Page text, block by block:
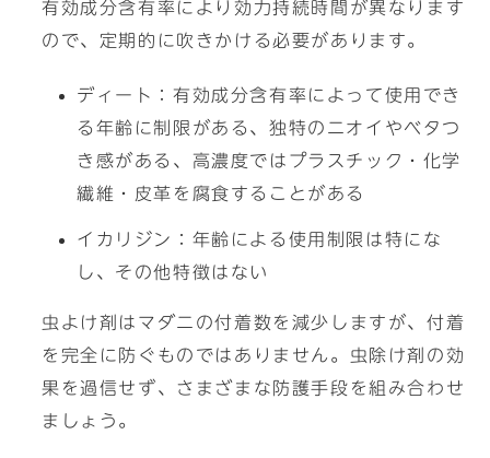
有効成分含有率により効力持続時間が異なります
ので、定期的に吹きかける必要があります。
ディート：有効成分含有率によって使用でき
る年齢に制限がある、独特のニオイやベタつ
き感がある、高濃度ではプラスチック・化学
繊維・皮革を腐食することがある
イカリジン：年齢による使用制限は特にな
し、その他特徴はない
虫よけ剤はマダニの付着数を減少しますが、付着
を完全に防ぐものではありません。虫除け剤の効
果を過信せず、さまざまな防護手段を組み合わせ
ましょう。